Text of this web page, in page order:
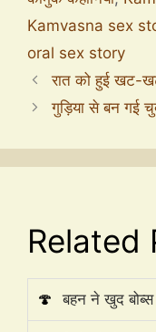
Kamvasna sex
oral sex story
रात को हुई खट-
गुड़िया से बन गई
Related
🍄 बहन ने खुद बोब्स